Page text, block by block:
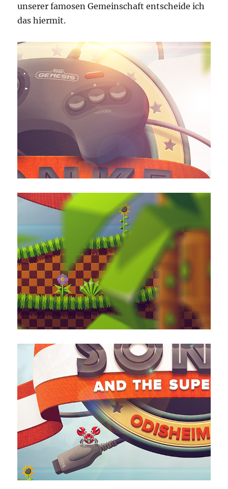
unserer famosen Gemeinschaft entscheide ich
das hiermit.